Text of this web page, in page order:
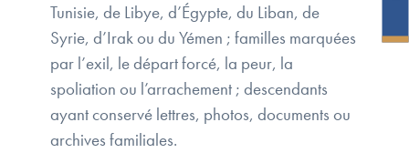
Tunisie, de Libye, d’Égypte, du Liban, de
Syrie, d’Irak ou du Yémen ; familles marquées
par l’exil, le départ forcé, la peur, la
spoliation ou l’arrachement ; descendants
ayant conservé lettres, photos, documents ou
archives familiales.